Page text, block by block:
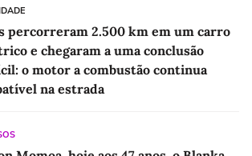
percorreram 2.500 km em um carro
e chegaram a uma conclusão
o motor a combustão continua
na estrada